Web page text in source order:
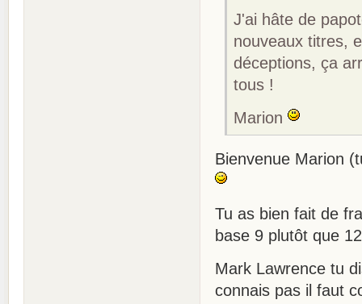
J'ai hâte de
nouveaux titres,
déceptions, ça
tous !
Marion
Bienvenue Marion
Tu as bien fait de
base 9 plutôt que
Mark Lawrence tu
connais pas il faut